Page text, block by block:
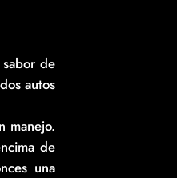
de
autos
manejo.
de
una